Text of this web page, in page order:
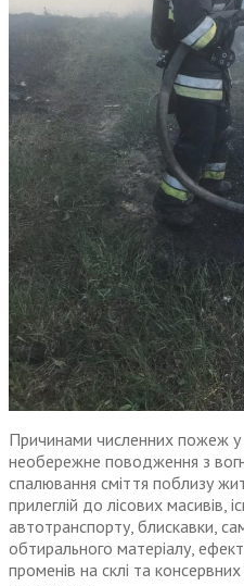
Причинами численних пожеж
необережне поводження з
спалювання сміття поблизу
прилеглій до лісових масивів,
автотранспорту, блискавки,
обтирального матеріалу,
променів на склі та